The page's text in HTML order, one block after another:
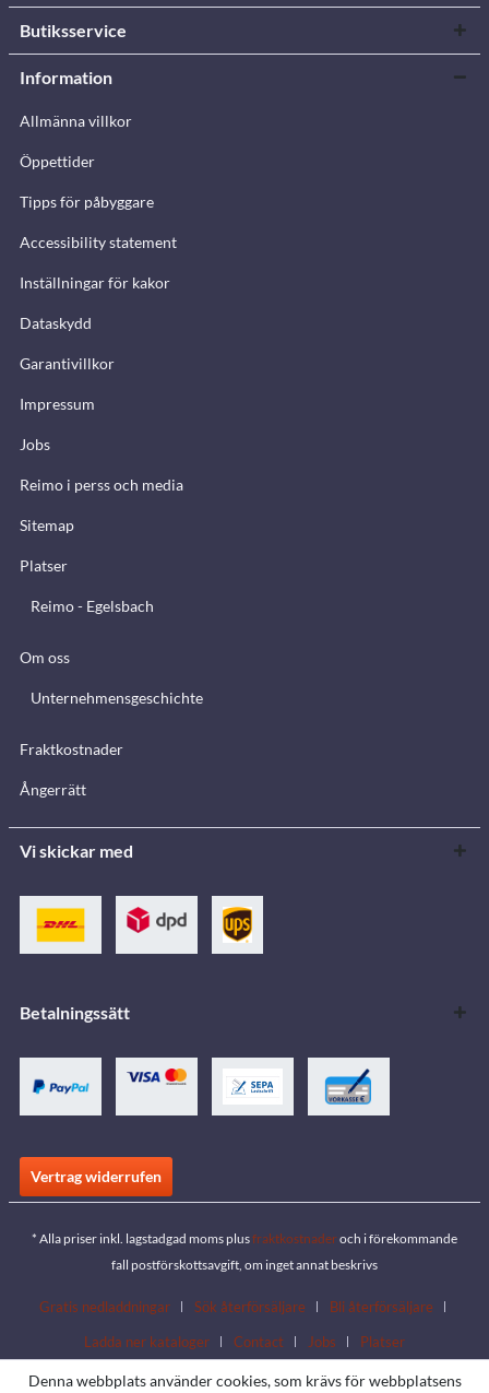
Butiksservice
Information
Allmänna villkor
Öppettider
Tipps för påbyggare
Accessibility statement
Inställningar för kakor
Dataskydd
Garantivillkor
Impressum
Jobs
Reimo i perss och media
Sitemap
Platser
Reimo - Egelsbach
Om oss
Unternehmensgeschichte
Fraktkostnader
Ångerrätt
Vi skickar med
Betalningssätt
Vertrag widerrufen
* Alla priser inkl. lagstadgad moms plusfraktkostnaderoch i förekommande
fall postförskottsavgift, om inget annat beskrivs
Gratis nedladdningar Sök återförsäljare
Bli återförsäljare
Ladda ner kataloger
Contact Jobs Platser
Denna webbplats använder cookies, som krävs för webbplatsens